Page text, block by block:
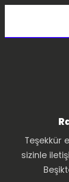
Teşekkür
sizinle